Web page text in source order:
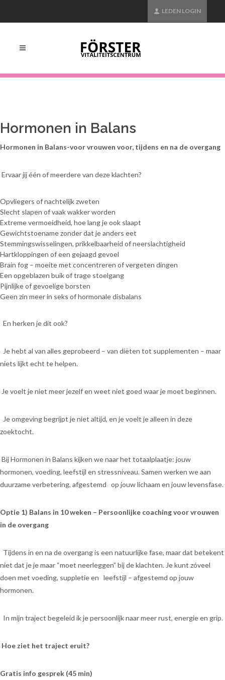
LEDEN LOGIN
Hormonen in Balans
Hormonen in Balans-voor vrouwen voor, tijdens en na de overgang
Ervaar jij één of meerdere van deze klachten?
Opvliegers of nachtelijk zweten
Slecht slapen of vaak wakker worden
Extreme vermoeidheid, hoe lang je ook slaapt
Gewichtstoename zonder dat je anders eet
Stemmingswisselingen, prikkelbaarheid of neerslachtigheid
Hartkloppingen of een gejaagd gevoel
Brain fog – moeite met concentreren of vergeten dingen
Een opgeblazen buik of trage stoelgang
Pijnlijke of gevoelige borsten
Geen zin meer in seks of hormonale disbalans
En herken je dit ook?
Je hebt al van alles geprobeerd – van diëten tot supplementen – maar
niets lijkt echt te helpen.
Je voelt je niet meer jezelf en weet niet goed waar je moet beginnen.
Je omgeving begrijpt je niet altijd, en je voelt je alleen in deze
zoektocht.
Bij Hormonen in Balans kijken we naar het totaalplaatje: jouw
hormonen, voeding, leefstijl en stressniveau. Samen werken we aan
duurzame verbetering, afgestemd op jouw lichaam en jouw levensfase.
Optie 1) Balans in 10 weken – Persoonlijke coaching voor vrouwen
in de overgang
Tijdens in en na de overgang is een natuurlijke fase, maar dat betekent
niet dat je je maar “moet neerleggen” bij de klachten. Je kunt zóveel
doen met voeding, suppletie en leefstijl – afgestemd op jouw
hormonen.
In mijn traject begeleid ik je persoonlijk naar meer rust, energie en grip.
Hoe ziet het traject eruit?
Gratis info gesprek (45 min)